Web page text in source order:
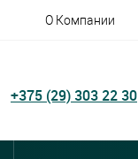
О Компании
+375 (29) 303 22 30